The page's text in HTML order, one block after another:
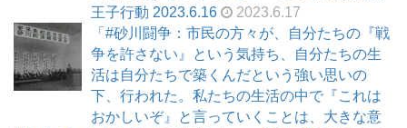
王子行動 2023.6.16
2023.6.17
「#砂川闘争：市民の方々が、自分たちの『戦
争を許さない』という気持ち、自分たちの生
活は自分たちで築くんだという強い思いの
下、行われた。私たちの生活の中で『これは
おかしいぞ』と言っていくことは、大きな意